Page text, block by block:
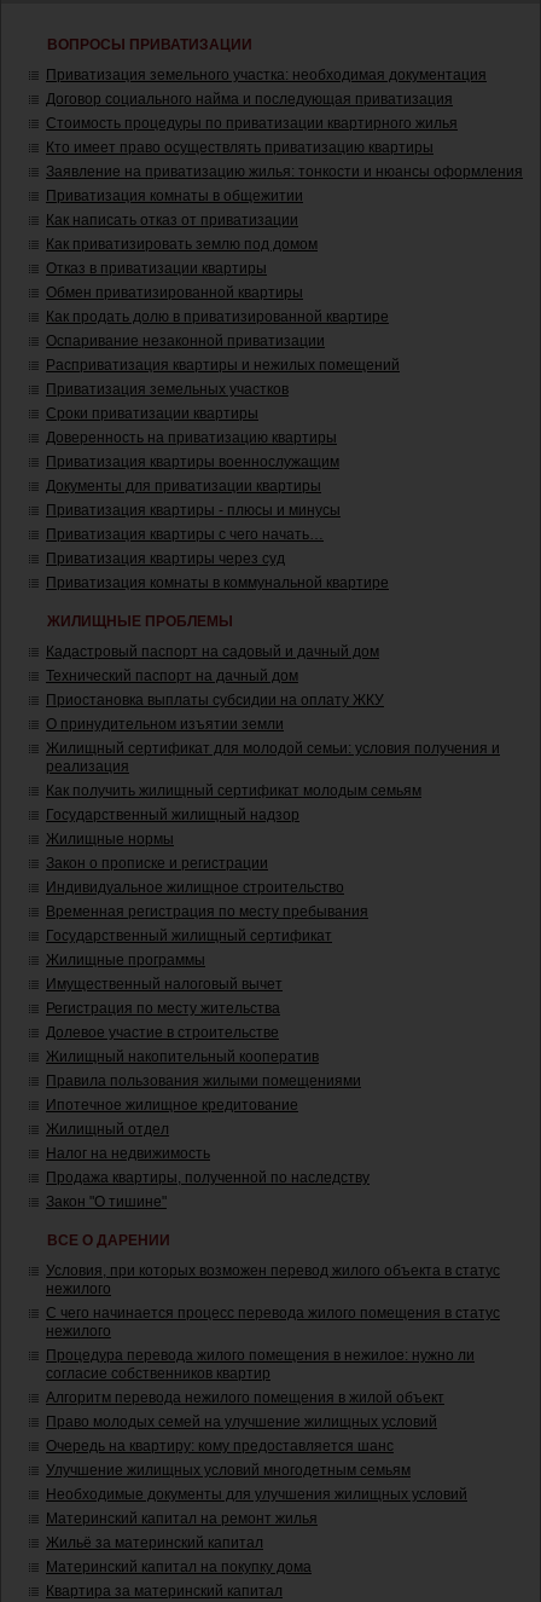
ВОПРОСЫ ПРИВАТИЗАЦИИ
Приватизация земельного участка: необходимая документация
Договор социального найма и последующая приватизация
Стоимость процедуры по приватизации квартирного жилья
Кто имеет право осуществлять приватизацию квартиры
Заявление на приватизацию жилья: тонкости и нюансы оформления
Приватизация комнаты в общежитии
Как написать отказ от приватизации
Как приватизировать землю под домом
Отказ в приватизации квартиры
Обмен приватизированной квартиры
Как продать долю в приватизированной квартире
Оспаривание незаконной приватизации
Расприватизация квартиры и нежилых помещений
Приватизация земельных участков
Сроки приватизации квартиры
Доверенность на приватизацию квартиры
Приватизация квартиры военнослужащим
Документы для приватизации квартиры
Приватизация квартиры - плюсы и минусы
Приватизация квартиры с чего начать…
Приватизация квартиры через суд
Приватизация комнаты в коммунальной квартире
ЖИЛИЩНЫЕ ПРОБЛЕМЫ
Кадастровый паспорт на садовый и дачный дом
Технический паспорт на дачный дом
Приостановка выплаты субсидии на оплату ЖКУ
О принудительном изъятии земли
Жилищный сертификат для молодой семьи: условия получения и
реализация
Как получить жилищный сертификат молодым семьям
Государственный жилищный надзор
Жилищные нормы
Закон о прописке и регистрации
Индивидуальное жилищное строительство
Временная регистрация по месту пребывания
Государственный жилищный сертификат
Жилищные программы
Имущественный налоговый вычет
Регистрация по месту жительства
Долевое участие в строительстве
Жилищный накопительный кооператив
Правила пользования жилыми помещениями
Ипотечное жилищное кредитование
Жилищный отдел
Налог на недвижимость
Продажа квартиры, полученной по наследству
Закон "О тишине"
ВСЕ О ДАРЕНИИ
Условия, при которых возможен перевод жилого объекта в статус
нежилого
С чего начинается процесс перевода жилого помещения в статус
нежилого
Процедура перевода жилого помещения в нежилое: нужно ли
согласие собственников квартир
Алгоритм перевода нежилого помещения в жилой объект
Право молодых семей на улучшение жилищных условий
Очередь на квартиру: кому предоставляется шанс
Улучшение жилищных условий многодетным семьям
Необходимые документы для улучшения жилищных условий
Материнский капитал на ремонт жилья
Жильё за материнский капитал
Материнский капитал на покупку дома
Квартира за материнский капитал